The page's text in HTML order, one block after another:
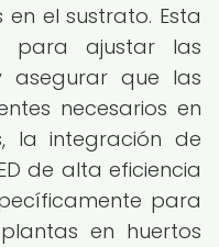
el sustrato. Esta
para ajustar las
asegurar que las
necesarios en
la integración de
de alta eficiencia
para
en huertos